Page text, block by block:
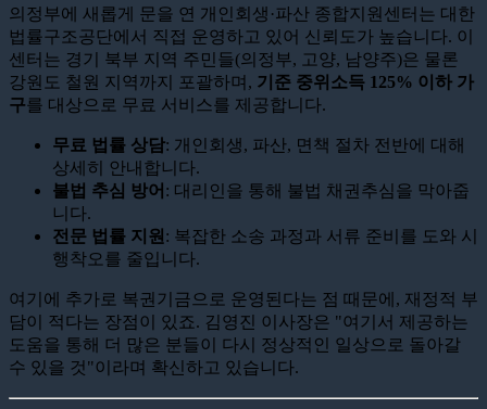
의정부에 새롭게 문을 연 개인회생·파산 종합지원센터는 대한
법률구조공단에서 직접 운영하고 있어 신뢰도가 높습니다. 이
센터는 경기 북부 지역 주민들(의정부, 고양, 남양주)은 물론
강원도 철원 지역까지 포괄하며, 기준 중위소득 125% 이하 가
구를 대상으로 무료 서비스를 제공합니다.
무료 법률 상담: 개인회생, 파산, 면책 절차 전반에 대해
상세히 안내합니다.
불법 추심 방어 : 대리인을 통해 불법 채권추심을 막아줍
니다.
전문 법률 지원 : 복잡한 소송 과정과 서류 준비를 도와 시
행착오를 줄입니다.
여기에 추가로 복권기금으로 운영된다는 점 때문에, 재정적 부
담이 적다는 장점이 있죠. 김영진 이사장은 "여기서 제공하는
도움을 통해 더 많은 분들이 다시 정상적인 일상으로 돌아갈
수 있을 것"이라며 확신하고 있습니다.